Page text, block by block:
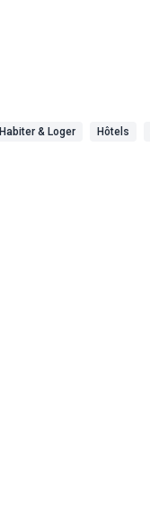
Habiter & Loger Hôtels